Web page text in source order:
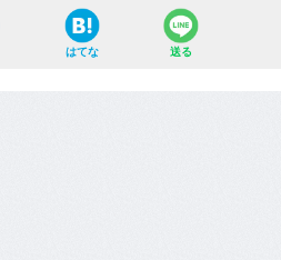
はてな 送る